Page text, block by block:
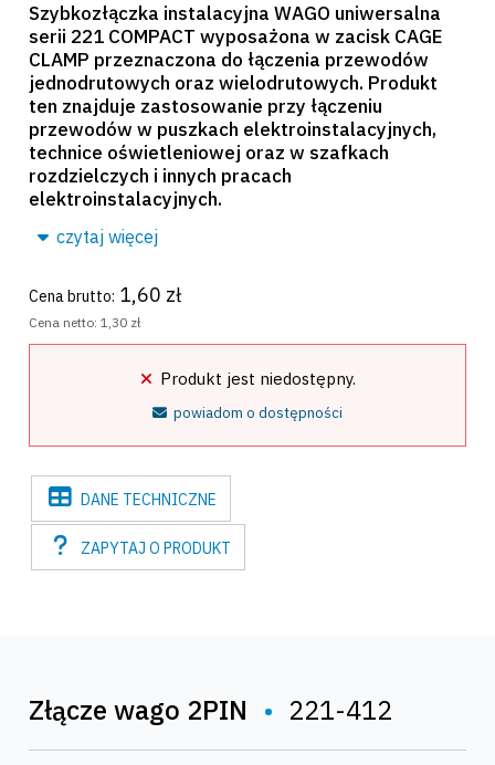
Szybkozłączka instalacyjna WAGO uniwersalna
serii 221 COMPACT wyposażona w zacisk CAGE
CLAMP przeznaczona do łączenia przewodów
jednodrutowych oraz wielodrutowych. Produkt
ten znajduje zastosowanie przy łączeniu
przewodów w puszkach elektroinstalacyjnych,
technice oświetleniowej oraz w szafkach
rozdzielczych i innych pracach
elektroinstalacyjnych.
czytaj więcej
Cena brutto: 1,60 zł
Cena netto: 1,30 zł
Produkt jest niedostępny.
powiadom o dostępności
DANE TECHNICZNE
ZAPYTAJO PRODUKT
Złącze wago 2PIN • 221-412